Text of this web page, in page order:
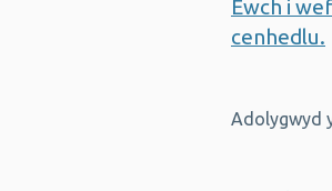
Ewch i
cenhedlu.
Adolygwyd